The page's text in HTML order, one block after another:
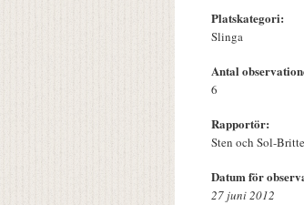
Platskategori:
Slinga
Antal
6
Rapportör:
Sten och Sol-
Datum för
27 juni 2012